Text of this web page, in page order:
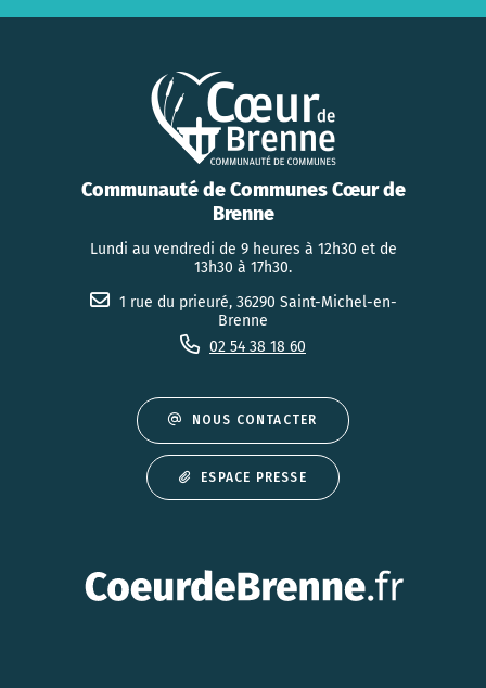
Communauté de Communes Cœur de
Brenne
Lundi au vendredi de 9 heures à 12h30 et de
13h30 à 17h30.
1 rue du prieuré, 36290 Saint-Michel-en-
Brenne
02 54 38 18 60
NOUS CONTACTER
ESPACE PRESSE